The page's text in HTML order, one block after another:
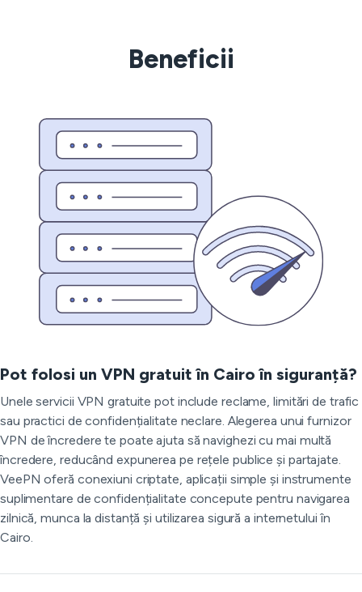
Beneficii
Pot folosi un VPN gratuit în Cairo în siguranță?
Unele servicii VPN gratuite pot include reclame, limitări de trafic
sau practici de confidențialitate neclare. Alegerea unui furnizor
VPN de încredere te poate ajuta să navighezi cu mai multă
încredere, reducând expunerea pe rețele publice și partajate.
VeePN oferă conexiuni criptate, aplicații simple și instrumente
suplimentare de confidențialitate concepute pentru navigarea
zilnică, munca la distanță și utilizarea sigură a internetului în
Cairo.